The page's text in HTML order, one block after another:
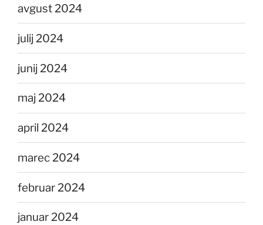
avgust 2024
julij 2024
junij 2024
maj 2024
april 2024
marec 2024
februar 2024
januar 2024